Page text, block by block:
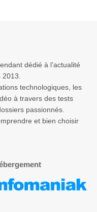
dédié à l’actualité
technologiques, les
à travers des tests
passionnés.
et bien choisir